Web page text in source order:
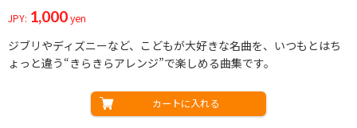
JPY: 1,000yen
ジブリやディズニーなど、こどもが大好きな名曲を、いつもとはち
ょっと違う“きらきらアレンジ”で楽しめる曲集です。
カートに入れる